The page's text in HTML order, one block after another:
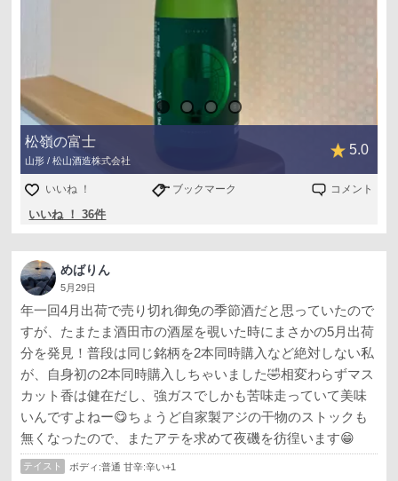
松嶺の富士
山形 / 松山酒造株式会社
5.0
いいね ！ ブックマーク コメント
いいね ！ 36件
めばりん
5月29日
年一回4月出荷で売り切れ御免の季節酒だと思っていたので
すが、たまたま酒田市の酒屋を覗いた時にまさかの5月出荷
分を発見！普段は同じ銘柄を2本同時購入など絶対しない私
が、自身初の2本同時購入しちゃいました🤣相変わらずマス
カット香は健在だし、強ガスでしかも苦味走っていて美味
いんですよねー😋ちょうど自家製アジの干物のストックも
無くなったので、またアテを求めて夜磯を彷徨います😁
テイスト ボディ:普通 甘辛:辛い+1